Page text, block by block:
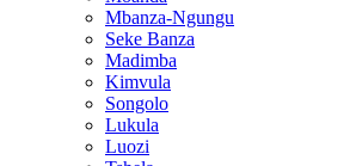
Mbanza-Ngungu
Seke Banza
Madimba
Kimvula
Songolo
Lukula
Luozi